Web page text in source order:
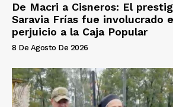
De Macri a Cisneros: El
Saravia Frías fue involucrado
perjuicio a la Caja Popular
8 De Agosto De 2026